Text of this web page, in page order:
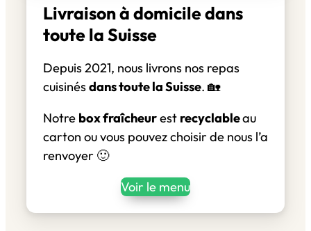
Livraison à domicile dans
toute la Suisse
Depuis 2021, nous livrons nos repas
cuisinésdans toute la Suisse. 🏡
Notre box fraîcheurest recyclableau
carton ou vous pouvez choisir de nous l’a
renvoyer 🙂
Voir le menu